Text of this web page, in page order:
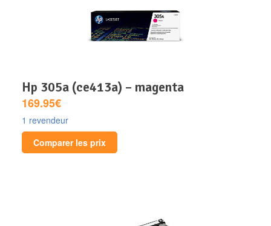
hp 305a (ce413a) – magenta
169.95€
1 revendeur
Comparer les prix